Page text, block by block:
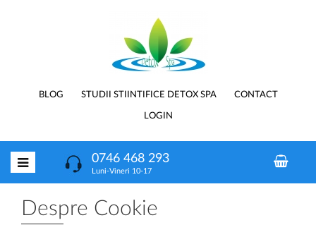
BLOG STUDII STIINTIFICE DETOX SPA CONTACT
LOGIN
0746 468 293
Luni-Vineri 10-17
Despre Cookie